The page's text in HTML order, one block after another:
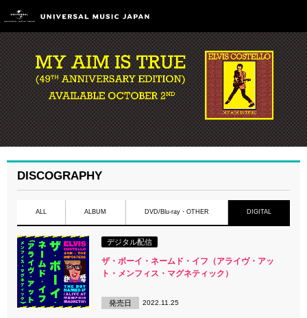
DISCOGRAPHY
ALL ALBUM DVD/Blu-ray・OTHER DIGITAL
デジタル配信
ザ・ボーイ・ネームド・イフ（アライヴ・アッ
ト・メンフィス・マグネティック）
発売日 2022.11.25